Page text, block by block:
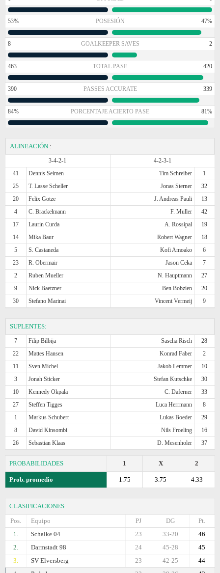
53% POSESIÓN 47%
8 GOALKEEPER SAVES 2
463 TOTAL PASE 420
390 PASSES ACCURATE 339
84% PORCENTAJE ACIERTO PASE 81%
ALINEACIÓN :
3-4-2-1
4-2-3-1
41
Dennis Seimen Tim Schreiber
1
25
T. Lasse Scheller Jonas Sterner
32
20
Felix Gotze J. Andreas Pauli
13
4
C. Brackelmann F. Muller
42
17
Laurin Curda A. Rossipal
19
14
Mika Baur Robert Wagner
18
5
S. Castaneda Kofi Amoako
6
23
R. Obermair Jason Ceka
7
2
Ruben Mueller N. Hauptmann
27
9
Nick Baetzner Ben Bobzien
20
30
Stefano Marinai Vincent Vermeij 9
SUPLENTES:
7 Filip Bilbija Sascha Risch
28
22
Mattes Hansen Konrad Faber
2
11
Sven Michel Jakob Lemmer
10
3
Jonah Sticker Stefan Kutschke
30
10
Kennedy Okpala C. Daferner
33
27
Steffen Tigges Luca Herrmann
8
1
Markus Schubert Lukas Boeder
29
8
David Kinsombi Nils Froeling
16
26
Sebastian Klaas D. Mesenholer 37
PROBABILIDADES 2
X
1
Prob. promedio 4.33
3.75
1.75
CLASIFICACIONES
Pos.
Equipo Pt.
DG
PJ
1.
Schalke 04 46
33-20
23
2.
Darmstadt 98 45
45-28
24
3.
SV Elversberg 44
42-25
23